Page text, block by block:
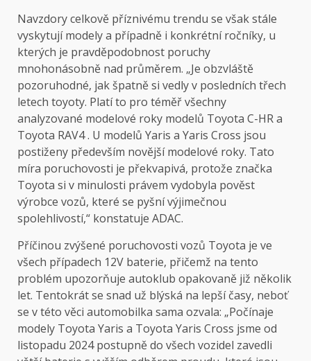
Navzdory celkově příznivému trendu se však stále
vyskytují modely a případně i konkrétní ročníky, u
kterých je pravděpodobnost poruchy
mnohonásobně nad průměrem. „Je obzvláště
pozoruhodné, jak špatně si vedly v posledních třech
letech toyoty. Platí to pro téměř všechny
analyzované modelové roky modelů Toyota C-HR a
Toyota RAV4 . U modelů Yaris a Yaris Cross jsou
postiženy především novější modelové roky. Tato
míra poruchovosti je překvapivá, protože značka
Toyota si v minulosti právem vydobyla pověst
výrobce vozů, které se pyšní výjimečnou
spolehlivostí,“ konstatuje ADAC.
Příčinou zvýšené poruchovosti vozů Toyota je ve
všech případech 12V baterie, přičemž na tento
problém upozorňuje autoklub opakovaně již několik
let. Tentokrát se snad už blýská na lepší časy, neboť
se v této věci automobilka sama ozvala: „Počínaje
modely Toyota Yaris a Toyota Yaris Cross jsme od
listopadu 2024 postupně do všech vozidel zavedli